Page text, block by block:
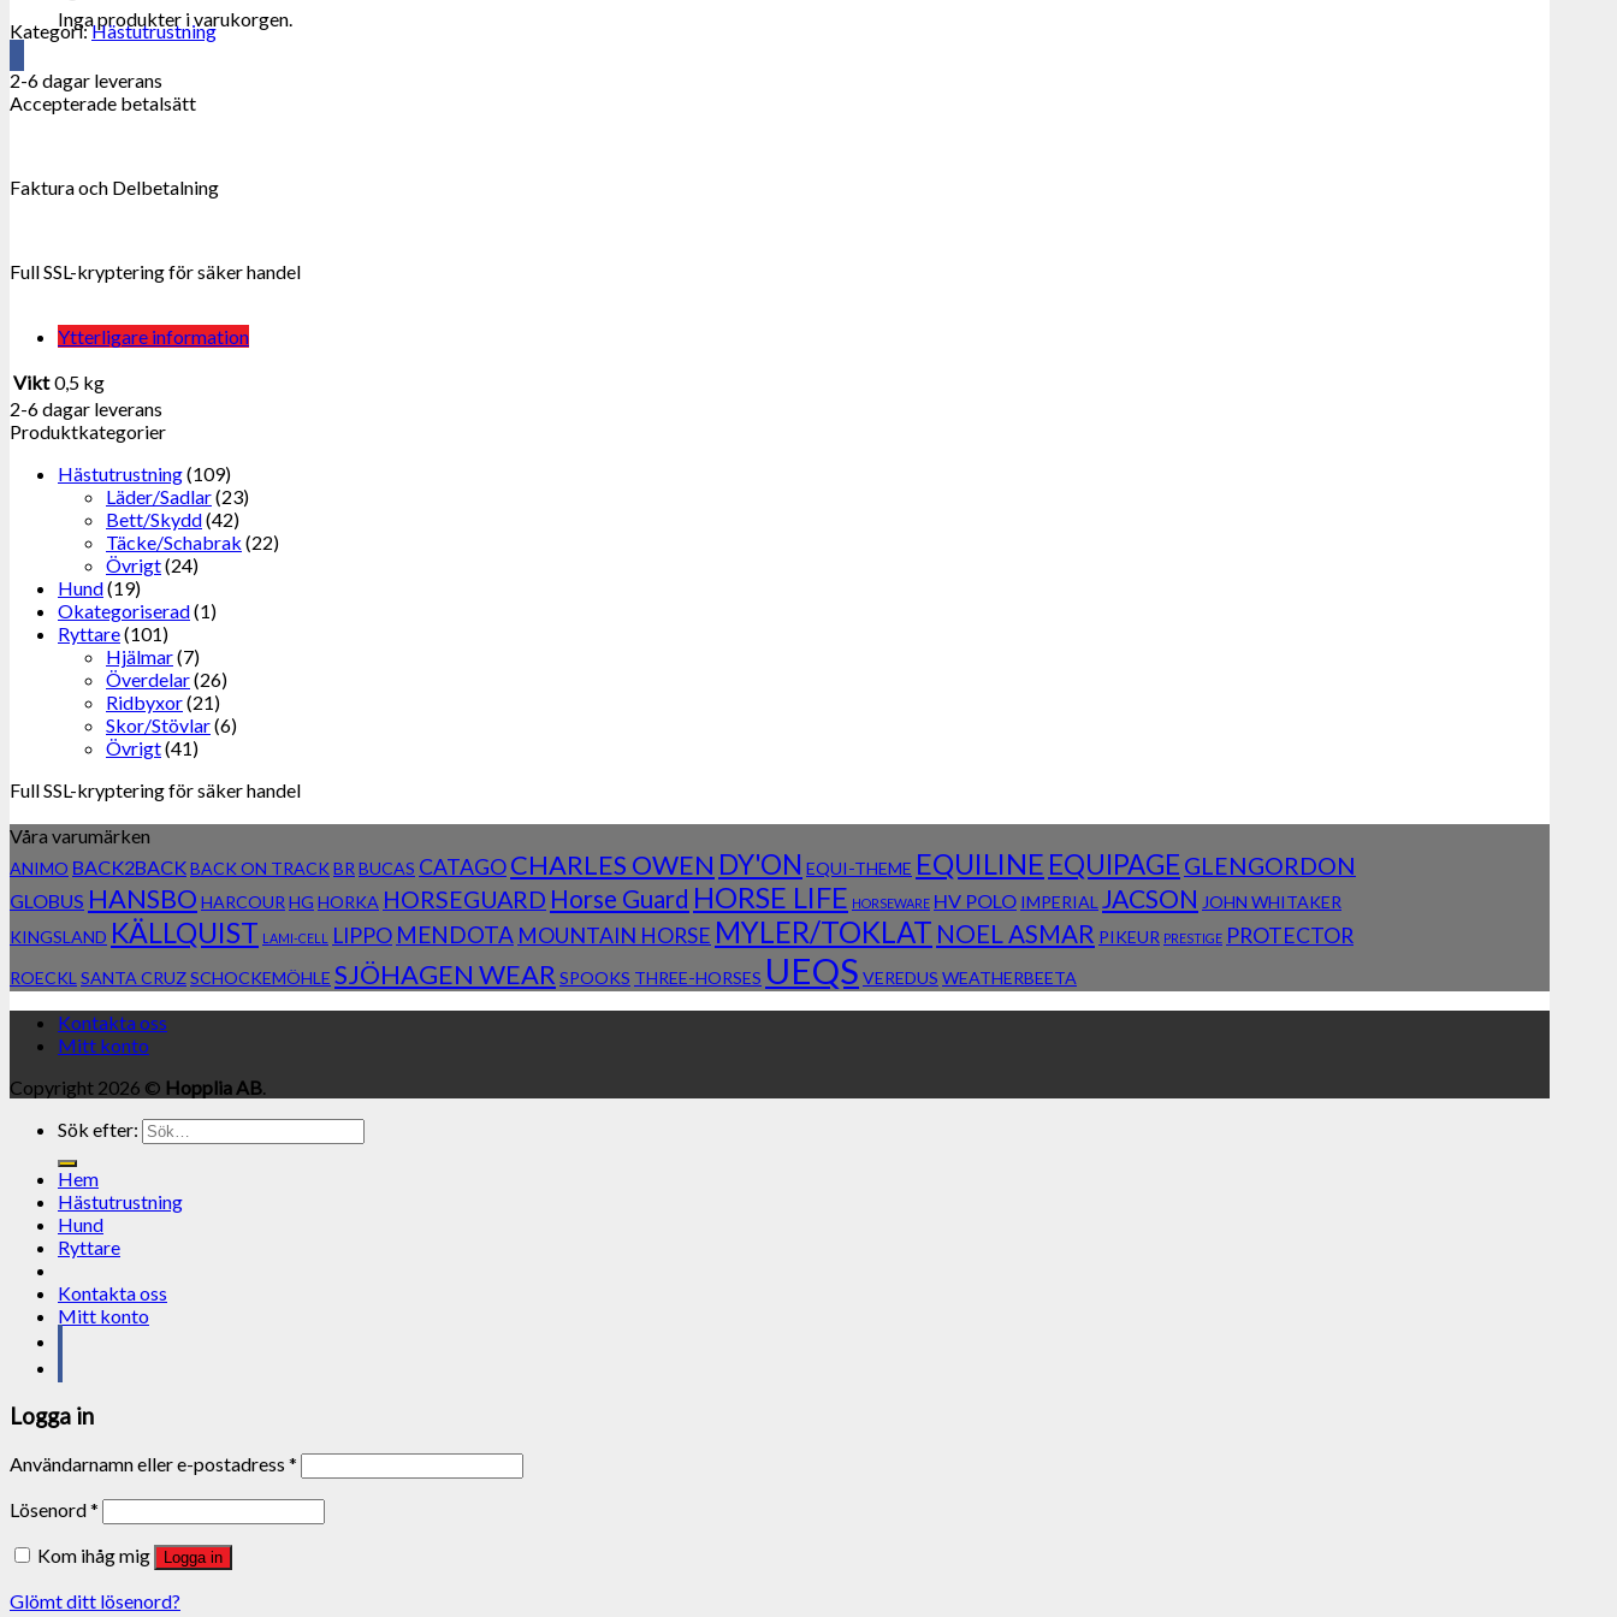
Inga produkter i varukorgen.
Kategori:Hästutrustning
2-6 dagar leverans
Accepterade betalsätt
Faktura och Delbetalning
Full SSL-kryptering för säker handel
Ytterligare information
Vikt 0,5 kg
2-6 dagar leverans
Produktkategorier
Hästutrustning(109)
Läder/Sadlar(23)
Bett/Skydd(42)
Täcke/Schabrak (22)
Övrigt(24)
Hund(19)
Okategoriserad(1)
Ryttare(101)
Hjälmar(7)
Överdelar(26)
Ridbyxor(21)
Skor/Stövlar(6)
Övrigt(41)
Full SSL-kryptering för säker handel
Våra varumärken
ANIMO BACK2BACKBACK ON TRACK BR BUCAS CATAGOCHARLES OWEN DY'ON EQUI-THEME EQUILINE EQUIPAGE GLENGORDON
GLOBUS HANSBO HARCOUR HG HORKA HORSEGUARD Horse Guard HORSE LIFE HORSEWARE HV POLO IMPERIAL JACSON JOHN WHITAKER
KINGSLAND KÄLLQUIST LAMI-CELL LIPPO MENDOTA MOUNTAIN HORSE MYLER/TOKLAT NOEL ASMAR PIKEUR PRESTIGE PROTECTOR
ROECKL SANTA CRUZSCHOCKEMÖHLE SJÖHAGEN WEAR SPOOKS THREE-HORSES UEQS VEREDUS WEATHERBEETA
Kontakta oss
Mitt konto
Copyright 2026 © Hopplia AB.
Sök efter:
Hem
Hästutrustning
Hund
Ryttare
Kontakta oss
Mitt konto
Logga in
Användarnamn eller e-postadress *
Lösenord*
Kom ihåg mig
Logga in
Glömt ditt lösenord?